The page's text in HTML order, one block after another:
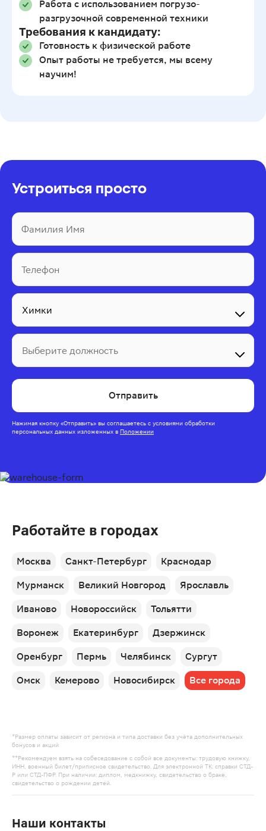
Работа с использованием погрузо-
разгрузочной современной техники
Требования к кандидату:
Готовность к физической работе
Опыт работы не требуется, мы всему
научим!
Устроиться просто
Фамилия Имя
Телефон
Выберите должность
Отправить
Нажимая кнопку «Отправить» вы соглашаетесь с условиями обработки
персональных данных изложенных в Положении
Работайте в городах
Москва Санкт-Петербург Краснодар
Мурманск Великий Новгород Ярославль
Иваново Новороссийск Тольятти
Воронеж Екатеринбург Дзержинск
Оренбург Пермь Челябинск Сургут
Омск Кемерово Новосибирск Все города
*Размер оплаты зависит от региона и типа доставки без учёта дополнительных
бонусов и акций
**Рекомендуем взять на собеседование с собой все документы: трудовую книжку,
ИНН, военный билет/приписное свидетельство. Для электронной ТК: справки СТД-
Р или СТД-ПФР. При наличии: диплом, медкнижку, свидетельство о браке,
свидетельство о рождении детей.
Наши контакты